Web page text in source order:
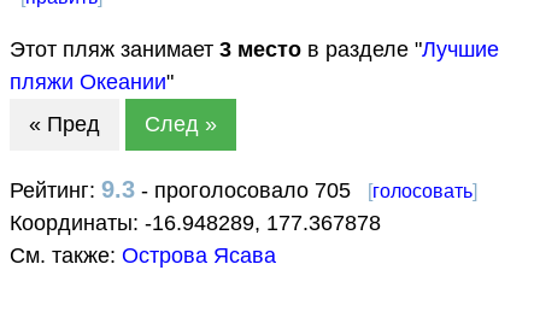
Этот пляж занимает 3 место в разделе "Лучшие
пляжи Океании"
« Пред
След »
Рейтинг: 9.3 - проголосовало 705 [голосовать]
Координаты: -16.948289, 177.367878
См. также: Острова Ясава